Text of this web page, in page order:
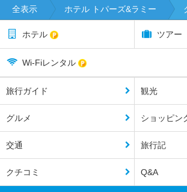
全表示 ホテル トパーズ&ラミー
ホテル ツアー
Wi-Fiレンタル
旅行ガイド 観光
グルメ ショッピン
交通 旅行記
クチコミ Q&A